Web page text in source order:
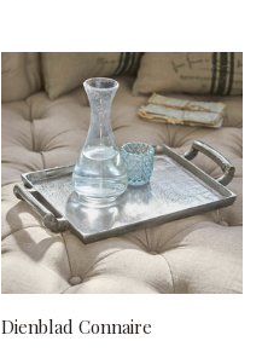
Dienblad Connaire